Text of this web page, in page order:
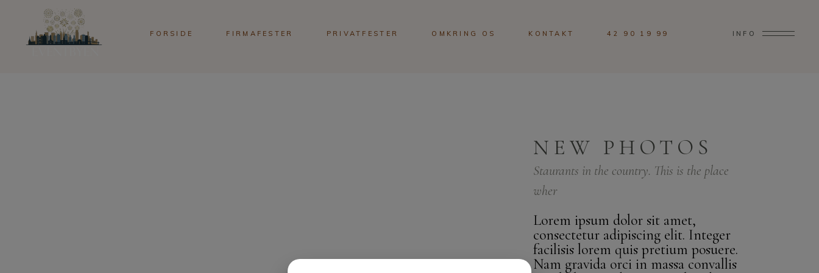
FORSIDE FIRMAFESTER PRIVATFESTER OMKRING OS KONTAKT 42 90 19 99 INFO
NEW PHOTOS
Staurants in the country. This is the place
wher
Lorem ipsum dolor sit amet,
consectetur adipiscing elit. Integer
facilisis lorem quis pretium posuere.
Nam gravida orci in massa convallis